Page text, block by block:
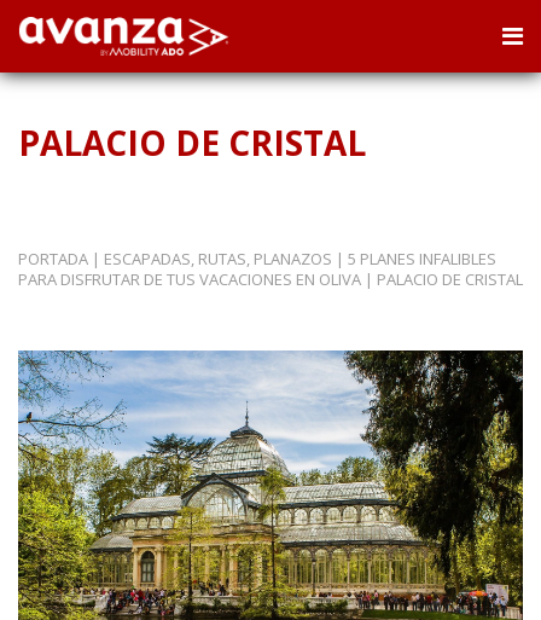
PALACIO DE CRISTAL
PORTADA | ESCAPADAS, RUTAS, PLANAZOS | 5 PLANES INFALIBLES
PARA DISFRUTAR DE TUS VACACIONES EN OLIVA | PALACIO DE CRISTAL